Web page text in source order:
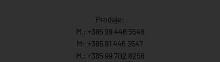
Prodaja:
M.: +385 99 446 5548
M: +385 91 446 5547
M.: +385 99 702 8258